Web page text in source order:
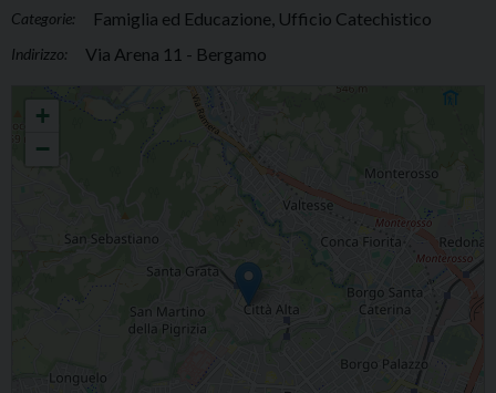
Categorie: Famiglia ed Educazione, Ufficio Catechistico
Indirizzo: Via Arena 11 - Bergamo
Incontro diocesano dei catechisti
+
−